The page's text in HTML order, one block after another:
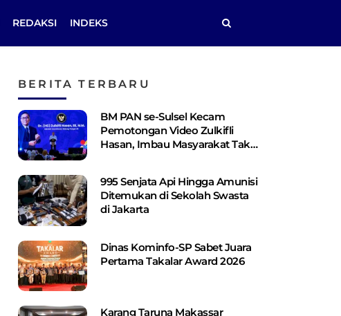
REDAKSI INDEKS
BERITA TERBARU
BM PAN se-Sulsel Kecam
Pemotongan Video Zulkifli
Hasan, Imbau Masyarakat Tak
995 Senjata Api Hingga Amunisi
Ditemukan di Sekolah Swasta
di Jakarta
Dinas Kominfo-SP Sabet Juara
Pertama Takalar Award 2026
Karang Taruna Makassar